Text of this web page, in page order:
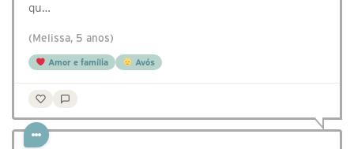
qu…
(Melissa, 5 anos)
Amor e família Avós